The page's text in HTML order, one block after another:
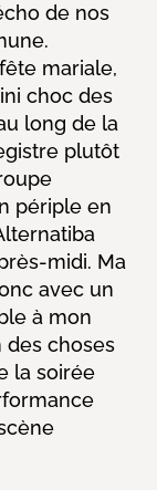
de nos
mariale,
choc des
long de la
plutôt
périple en
midi. Ma
avec un
à mon
des choses
la soirée